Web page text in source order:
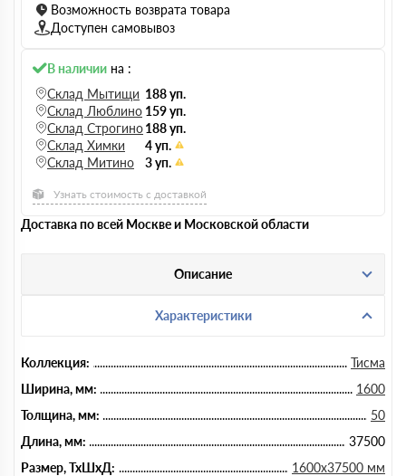
Возможность возврата товара
Доступен самовывоз
В наличии на :
Склад Мытищи 188 уп.
Склад Люблино 159 уп.
Склад Строгино188 уп.
Склад Химки
4 уп.
Склад Митино
3 уп.
Узнать стоимость с доставкой
Доставка по всей Москве и Московской области
Описание
Характеристики
Коллекция:
Тисма
Ширина, мм:
1600
Толщина, мм:
50
Длина, мм:
37500
Размер, ТхШхД:
1600х37500 мм